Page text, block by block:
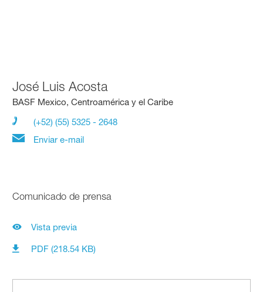
José Luis Acosta
BASF Mexico, Centroamérica y el Caribe
(+52) (55) 5325 - 2648
Enviar e-mail
Comunicado de prensa
Vista previa
PDF (218.54 KB)